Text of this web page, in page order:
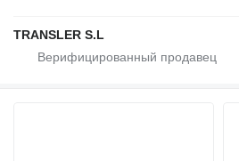
TRANSLER S.L